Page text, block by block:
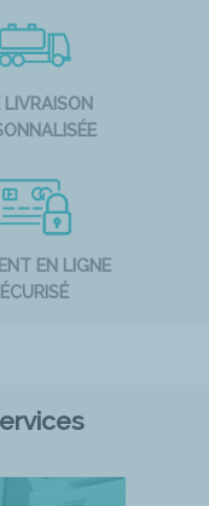
LIVRAISON
EN LIGNE